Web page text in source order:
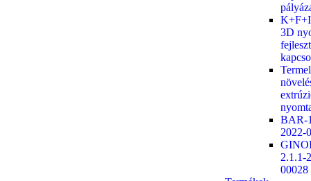
K+F+I
3D
BAR-
2022-
2.1.1-
00028